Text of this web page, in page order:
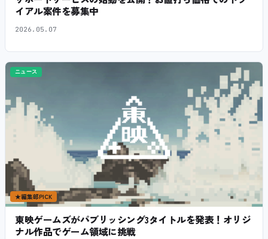
イアル案件を募集中
2026.05.07
ニュース
★編集部PICK
東映ゲームズがパブリッシング3タイトルを発表！オリジ
ナル作品でゲーム領域に挑戦